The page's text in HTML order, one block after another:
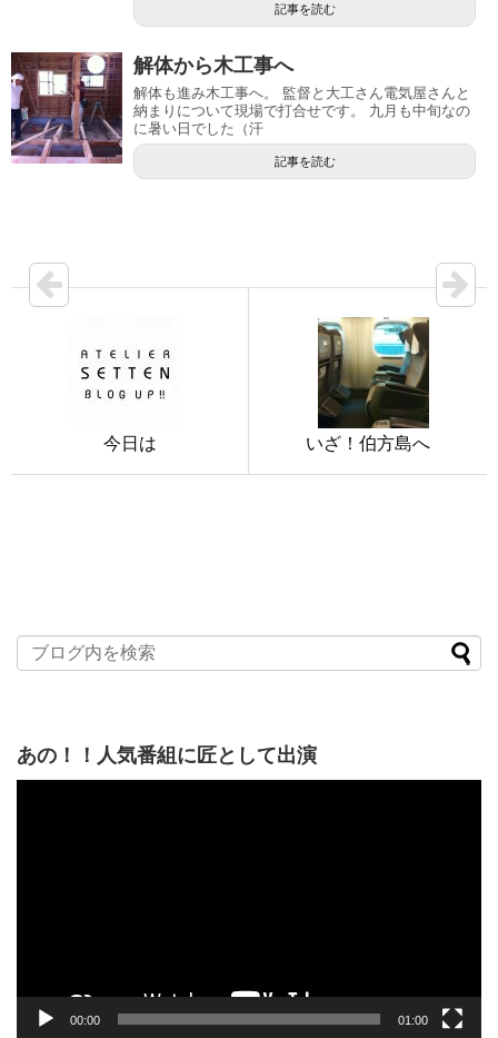
記事を読む
解体から木工事へ
解体も進み木工事へ。 監督と大工さん電気屋さんと
納まりについて現場で打合せです。 九月も中旬なの
に暑い日でした（汗
記事を読む
今日は いざ！伯方島へ
あの！！人気番組に匠として出演
00:00 01:00